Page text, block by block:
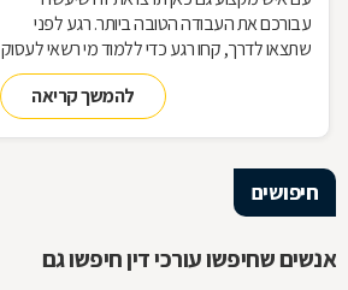
עבורכם את העבודה הטובה ביותר. רגע לפני
שתצאו לדרך, קחו רגע כדי ללמוד מי רשאי לעסוק
בעריכת דין ומה הידע הבסיסי הנדרש כדי לטפל
להמשך קריאה
חיפושים
אנשים שחיפשו עורכי דין חיפשו גם